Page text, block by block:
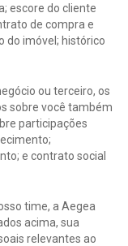
escore do cliente
de compra e
do imóvel; histórico
ou terceiro, os
sobre você também
participações
e contrato social
time, a Aegea
acima, sua
relevantes ao